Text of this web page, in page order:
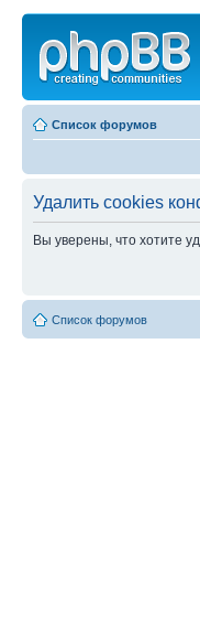
Список форумов
Удалить cookies
Вы уверены, что хотите
Список форумов